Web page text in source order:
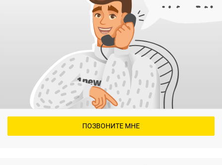
-входная дверь в жилой дом устанавливается –
металлическая заводского изготовления;
- предусмотрена установка и подключение газовой
Участники долевого строительства собственными
силами и за свой счет выполняют в квартире
отделочные работы, установку внутренних дверей,
устройство чистых полов и установку недостающего
сантехнического и электротехнического
ПОЗВОНИТЕ МНЕ